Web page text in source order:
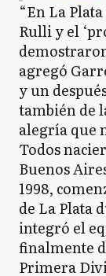
“En La
Rulli y el
agregó
y un
también de
alegría que
Todos
Buenos
1998,
de La Plata
integró el
finalmente
Primera